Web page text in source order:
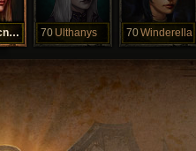
Thicccness 70 Ulthanys 70Winderella